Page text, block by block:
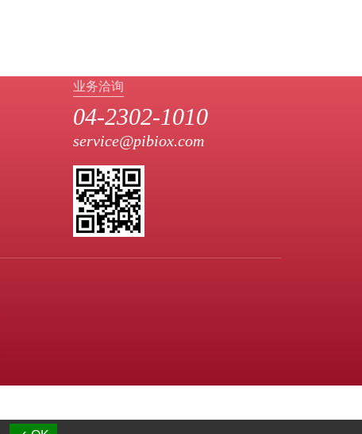
业务洽询
04-2302-1010
service@pibiox.com